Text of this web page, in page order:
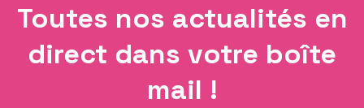
Toutes nos actualités en
direct dans votre boîte
mail !